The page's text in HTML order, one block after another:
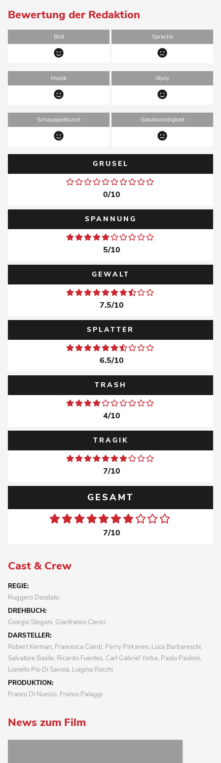
Bewertung der Redaktion
Bild Sprache
Musik Story
Schauspielkunst Glaubwürdigkeit
GRUSEL
0/10
SPANNUNG
5/10
GEWALT
7.5/10
SPLATTER
6.5/10
TRASH
4/10
TRAGIK
7/10
GESAMT
7/10
Cast & Crew
REGIE:
Ruggero Deodato
DREHBUCH:
Giorgio Stegani, Gianfranco Clerici
DARSTELLER:
Robert Kerman, Francesca Ciardi, Perry Pirkanen, Luca Barbareschi,
Salvatore Basile, Ricardo Fuentes, Carl Gabriel Yorke, Paolo Paoloni,
Lionello Pio Di Savoia, Luigina Rocchi
PRODUKTION:
Franco Di Nunzio, Franco Palaggi
News zum Film